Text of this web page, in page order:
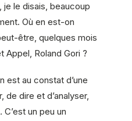
le disais, beaucoup
Où en est-on
être, quelques mois
Appel, Roland Gori ?
est au constat d’une
de dire et d’analyser,
un peu un